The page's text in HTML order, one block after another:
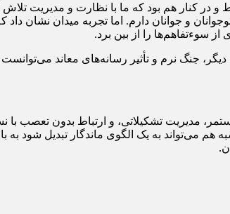
کنار هم بود که ما با نظارت و مدیریت
و جوانان دارم. اما تجربه میدان نشان داد
سوءتفاهم‌ها را از بین برد.
جنگ نرم و تأثیر رسانه‌های معاند
مدیریت تشکیلاتی، و ارتباط بدون تعصب
قلبی، احساس تکلیف شرعی و اعتماد به راهبردهای رهبری وارد صحنه شوند، حتی یک حضور ۱۰۰